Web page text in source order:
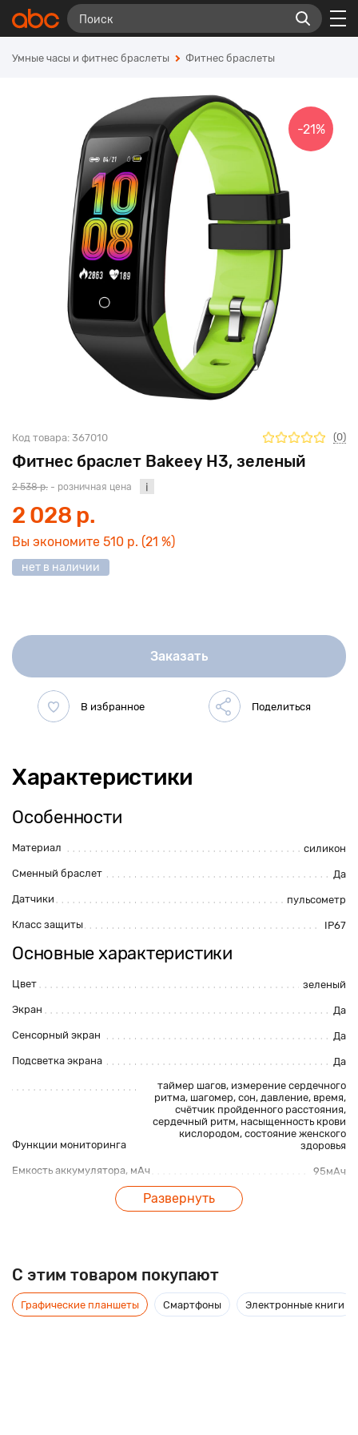
Умные часы и фитнес браслеты Фитнес браслеты
Фитнес браслет Bakeey H3, зеленый
Код товара: 367010 (0)
-21%
2 538 р. - розничная цена
2 028 р.
Вы экономите 510 р. (21 %)
нет в наличии
Заказать
Характеристики
Особенности
Материал силикон
Сменный браслет Да
Датчики пульсометр
Класс защиты IP67
Основные характеристики
Цвет зеленый
Экран Да
Сенсорный экран Да
Подсветка экрана Да
Функции мониторинга
таймер шагов, измерение сердечного
ритма, шагомер, сон, давление, время,
счётчик пройденного расстояния,
сердечный ритм, насыщенность крови
кислородом, состояние женского
здоровья
Емкость аккумулятора, мАч 95мАч
Габаритные характеристики
Описание
Развернуть
C этим товаром покупают
Графические планшеты Смартфоны Электронные книги